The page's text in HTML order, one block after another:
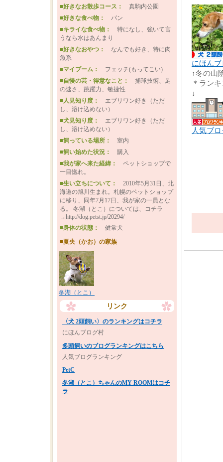
■好きなお散歩コース： 真駒内公園
■好きな食べ物： パン
■キライな食べ物： 特になし、強いて言
うなら水はあんまり
■好きなおやつ： なんでも好き、特に肉
魚系
■マイブーム： フェッチ(もってこい)
■自慢の芸・得意なこと： 捕球技術、足
の速さ、跳躍力、敏捷性
■人見知り度： エブリワン好き（ただ
し、溶け込めない）
■犬見知り度： エブリワン好き（ただ
し、溶け込めない）
■飼っている場所： 室内
■飼い始めた状況： 購入
■我が家へ来た経緯： ペットショップで
一目惚れ。
■生い立ちについて： 2010年5月31日、北
海道の旭川生まれ。札幌のペットショップ
に移り、同年7月17日、我が家の一員とな
る。 冬湖（とこ）については、コチラ
→http://dog.petst.jp/20294/
■身体の状態： 健常犬
■夏央（かお）の家族
冬湖（とこ）
リンク
〈犬 2頭飼い〉のランキングはコチラ
にほんブログ村
多頭飼いのブログランキングはこちら
人気ブログランキング
PetC
冬湖（とこ）ちゃんのMY ROOMはコチ
ラ
にほん
↑冬の山
＊ラン
↓
人気ブ